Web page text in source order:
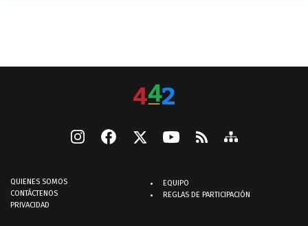
QUIENES SOMOS
CONTÁCTENOS
PRIVACIDAD
EQUIPO
REGLAS DE PARTICIPACIÓN